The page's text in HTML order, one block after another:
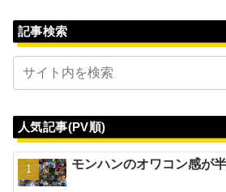
記事検索
人気記事(PV順)
モンハンのオワコン感が